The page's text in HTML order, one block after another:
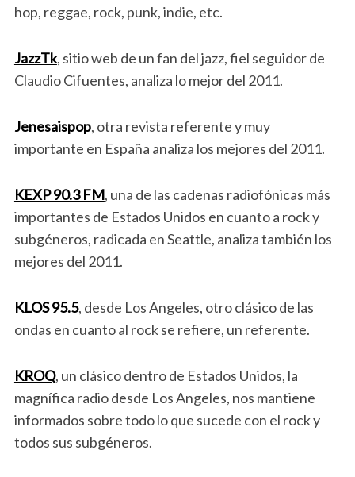
hop, reggae, rock, punk, indie, etc.
JazzTk, sitio web de un fan del jazz, fiel seguidor de
Claudio Cifuentes, analiza lo mejor del 2011.
Jenesaispop, otra revista referente y muy
importante en España analiza los mejores del 2011.
KEXP 90.3 FM, una de las cadenas radiofónicas más
importantes de Estados Unidos en cuanto a rock y
subgéneros, radicada en Seattle, analiza también los
mejores del 2011.
KLOS 95.5, desde Los Angeles, otro clásico de las
ondas en cuanto al rock se refiere, un referente.
KROQ, un clásico dentro de Estados Unidos, la
magnífica radio desde Los Angeles, nos mantiene
informados sobre todo lo que sucede con el rock y
todos sus subgéneros.